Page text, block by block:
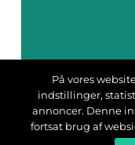
På vores
indstillinger,
annoncer. Denne
fortsat brug af